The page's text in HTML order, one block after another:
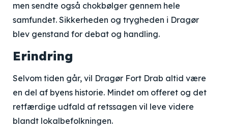
men sendte også chokbølger gennem hele
samfundet. Sikkerheden og trygheden i Dragør
blev genstand for debat og handling.
Erindring
Selvom tiden går, vil Dragør Fort Drab altid være
en del af byens historie. Mindet om offeret og det
retfærdige udfald af retssagen vil leve videre
blandt lokalbefolkningen.